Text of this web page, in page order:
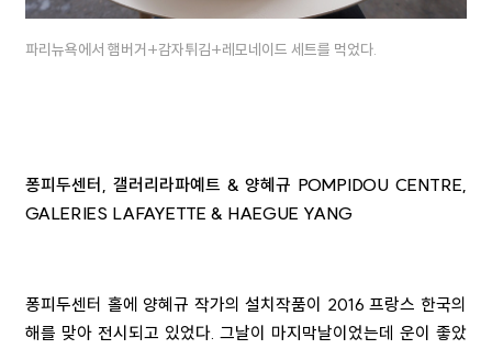
파리뉴욕에서 햄버거+감자튀김+레모네이드 세트를 먹었다.
퐁피두센터, 갤러리라파예트 & 양혜규 POMPIDOU CENTRE,
GALERIES LAFAYETTE & HAEGUE YANG
퐁피두센터 홀에 양혜규 작가의 설치작품이 2016 프랑스 한국의
해를 맞아 전시되고 있었다. 그날이 마지막날이었는데 운이 좋았